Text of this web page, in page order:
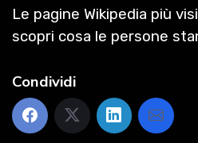
Le pagine Wikipedia più
scopri cosa le persone
Condividi